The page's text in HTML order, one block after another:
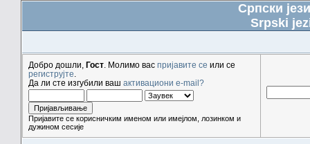
Српски
Srpski
Добро дошли, Гост . Молимо вас пријавите се или се
региструјте
Да ли сте изгубили ваш активациони e-mail?
Пријавите се корисничким именом или имејлом, лозинком и
дужином сесије